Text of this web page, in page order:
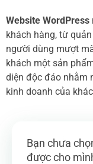
Website WordPress
khách hàng, từ
người dùng mượt
khách một sản
diện độc đáo nhằm
kinh doanh của
Bạn chưa
được cho